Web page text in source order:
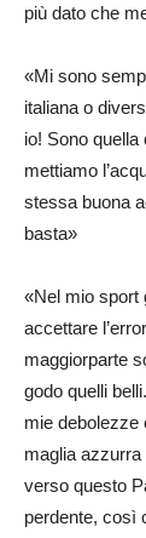
più dato che
«Mi sono
italiana o
io! Sono
mettiamo
stessa buona
basta»
«Nel mio sport
accettare
maggiorparte
godo quelli
mie debolezze
maglia
verso questo
perdente, così